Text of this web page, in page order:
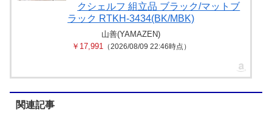
クシェルフ 組立品 ブラック/マットブ
ラック RTKH-3434(BK/MBK)
山善(YAMAZEN)
￥17,991
（2026/08/09 22:46時点）
関連記事